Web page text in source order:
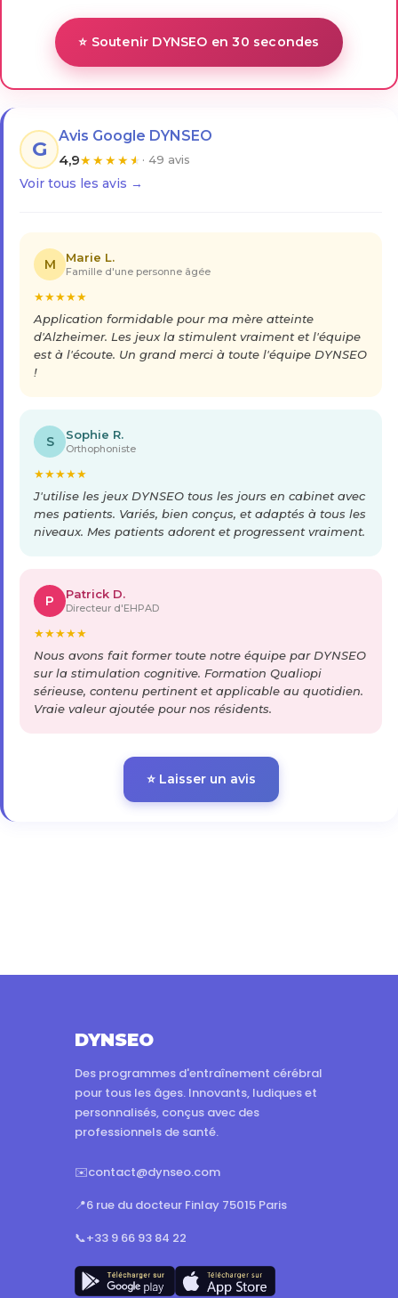
⭐ Soutenir DYNSEO en 30 secondes
G
Avis Google DYNSEO
4,9★★★★★ · 49 avis
Voir tous les avis →
M Marie L.
Famille d'une personne âgée
★★★★★
Application formidable pour ma mère atteinte
d'Alzheimer. Les jeux la stimulent vraiment et l'équipe
est à l'écoute. Un grand merci à toute l'équipe DYNSEO
!
S Sophie R.
Orthophoniste
★★★★★
J'utilise les jeux DYNSEO tous les jours en cabinet avec
mes patients. Variés, bien conçus, et adaptés à tous les
niveaux. Mes patients adorent et progressent vraiment.
P Patrick D.
Directeur d'EHPAD
★★★★★
Nous avons fait former toute notre équipe par DYNSEO
sur la stimulation cognitive. Formation Qualiopi
sérieuse, contenu pertinent et applicable au quotidien.
Vraie valeur ajoutée pour nos résidents.
⭐ Laisser un avis
DYNSEO
Des programmes d'entraînement cérébral
pour tous les âges. Innovants, ludiques et
personnalisés, conçus avec des
professionnels de santé.
✉️contact@dynseo.com
📍6 rue du docteur Finlay 75015 Paris
📞+33 9 66 93 84 22